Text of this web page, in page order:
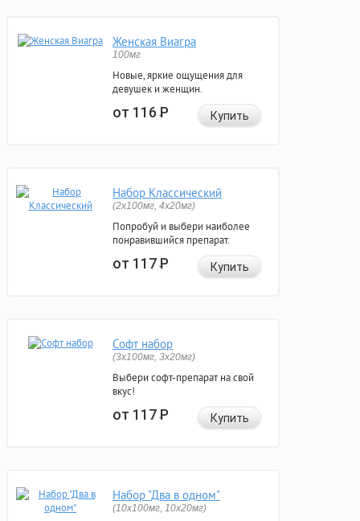
Женская Виагра
100мг
Новые, яркие ощущения для
девушек и женщин.
от 116Р Купить
Набор Классический
(2x100мг, 4x20мг)
Попробуй и выбери наиболее
понравившийся препарат.
от 117Р Купить
Софт набор
(3x100мг, 3x20мг)
Выбери софт-препарат на свой
вкус!
от 117Р Купить
Набор "Два в одном"
(10x100мг, 10x20мг)